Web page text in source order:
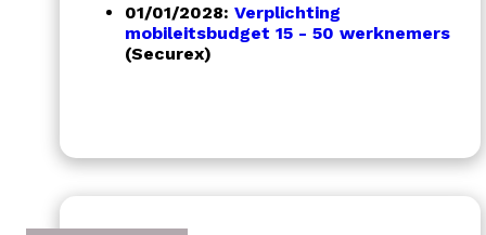
01/01/2028: Verplichting
mobileitsbudget 15 - 50 werknemers
(Securex)